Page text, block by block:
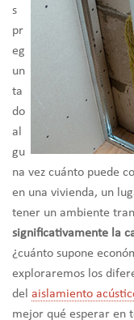
s
pr
eg
un
ta
do
al
gu
na vez cuánto puede
en una vivienda, un
tener un ambiente
significativamente la
¿cuánto supone
exploraremos los
del aislamiento
mejor qué esperar en